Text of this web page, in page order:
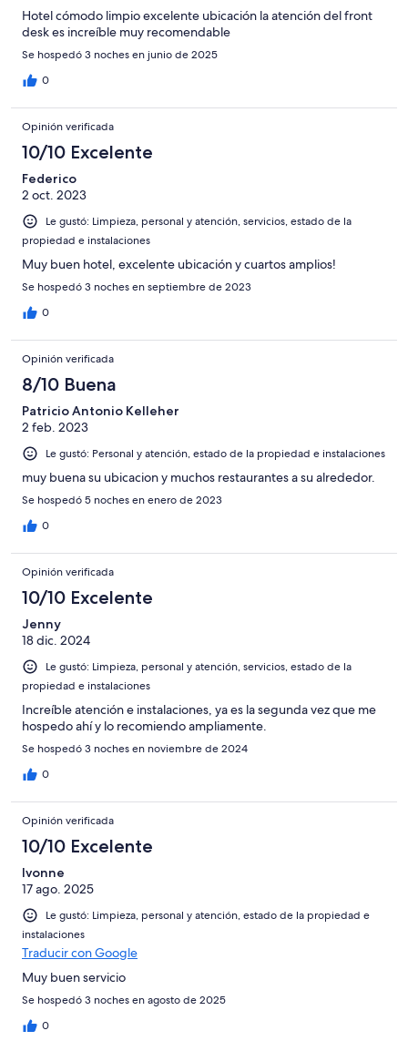
Hotel cómodo limpio excelente ubicación la atención del front
desk es increíble muy recomendable
Se hospedó 3 noches en junio de 2025
0
Opinión verificada
10/10 Excelente
Federico
2 oct. 2023
Le gustó: Limpieza, personal y atención, servicios, estado de la
propiedad e instalaciones
Muy buen hotel, excelente ubicación y cuartos amplios!
Se hospedó 3 noches en septiembre de 2023
0
Opinión verificada
8/10 Buena
Patricio Antonio Kelleher
2 feb. 2023
Le gustó: Personal y atención, estado de la propiedad e instalaciones
muy buena su ubicacion y muchos restaurantes a su alrededor.
Se hospedó 5 noches en enero de 2023
0
Opinión verificada
10/10 Excelente
Jenny
18 dic. 2024
Le gustó: Limpieza, personal y atención, servicios, estado de la
propiedad e instalaciones
Increíble atención e instalaciones, ya es la segunda vez que me
hospedo ahí y lo recomiendo ampliamente.
Se hospedó 3 noches en noviembre de 2024
0
Opinión verificada
10/10 Excelente
Ivonne
17 ago. 2025
Le gustó: Limpieza, personal y atención, estado de la propiedad e
instalaciones
Traducir con Google
Muy buen servicio
Se hospedó 3 noches en agosto de 2025
0